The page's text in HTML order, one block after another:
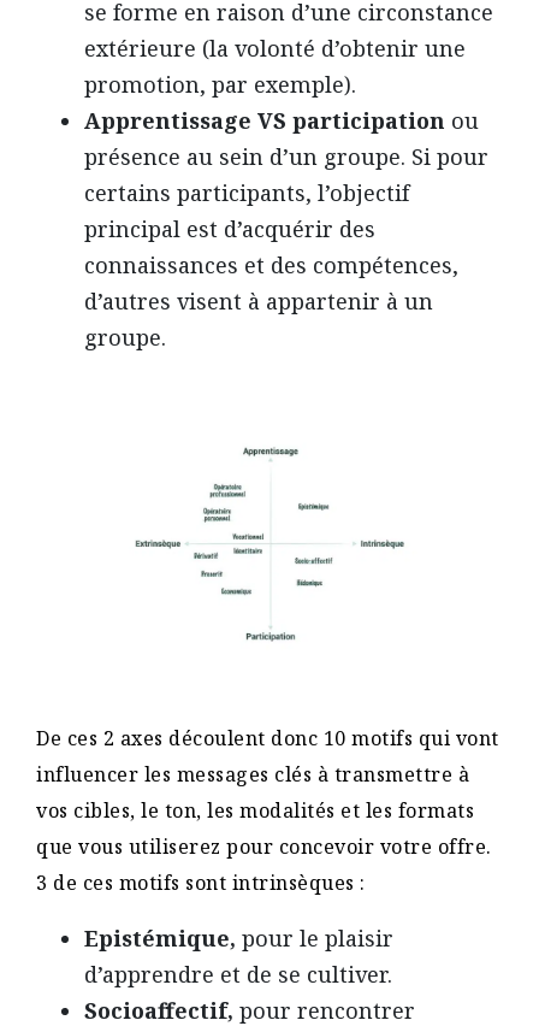
se forme en raison d’une circonstance
extérieure (la volonté d’obtenir une
promotion, par exemple).
Apprentissage VS participation ou
présence au sein d’un groupe. Si pour
certains participants, l’objectif
principal est d’acquérir des
connaissances et des compétences,
d’autres visent à appartenir à un
groupe.
De ces 2 axes découlent donc 10 motifs qui vont
influencer les messages clés à transmettre à
vos cibles, le ton, les modalités et les formats
que vous utiliserez pour concevoir votre offre.
3 de ces motifs sont intrinsèques :
Epistémique, pour le plaisir
d’apprendre et de se cultiver.
Socioaffectif, pour rencontrer